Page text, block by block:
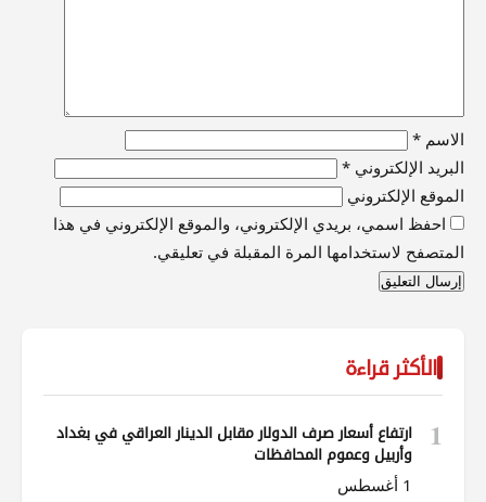
الاسم *
البريد الإلكتروني *
الموقع الإلكتروني
احفظ اسمي، بريدي الإلكتروني، والموقع الإلكتروني في هذا
المتصفح لاستخدامها المرة المقبلة في تعليقي.
الأكثر قراءة
1
ارتفاع أسعار صرف الدولار مقابل الدينار العراقي في بغداد
وأربيل وعموم المحافظات
1 أغسطس